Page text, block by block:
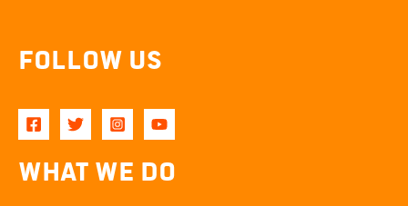
Follow Us
What We Do